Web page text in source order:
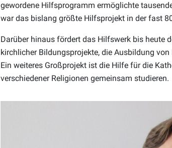
gewordene Hilfsprogramm ermöglichte
war das bislang größte Hilfsprojekt in der fast
Darüber hinaus fördert das Hilfswerk bis heute
kirchlicher Bildungsprojekte, die Ausbildung
Ein weiteres Großprojekt ist die Hilfe für die
verschiedener Religionen gemeinsam studieren.